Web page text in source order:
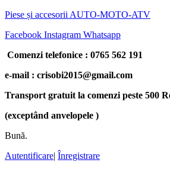
Piese și accesorii AUTO-MOTO-ATV
Facebook Instagram Whatsapp
Comenzi telefonice : 0765 562 191
e-mail : crisobi2015@gmail.com
Transport gratuit la comenzi peste 500
(exceptând anvelopele )
Bună.
Autentificare| Înregistrare